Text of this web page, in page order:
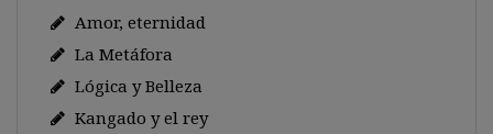
Amor, eternidad
La Metáfora
Lógica y Belleza
Kangado y el rey